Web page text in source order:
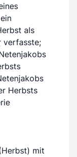
als
verfasste;
Herbsts
mit